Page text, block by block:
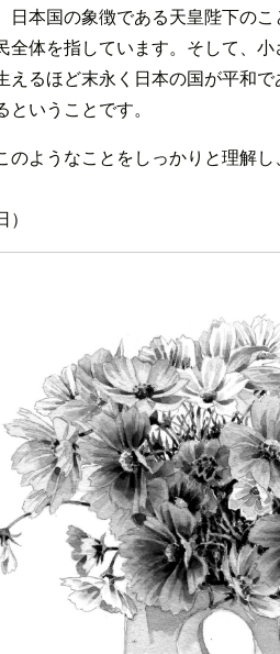
日本国の象徴である天皇陛下の
全体を指しています。そして、
えるほど末永く日本の国が平和
いうことです。
のようなことをしっかりと理解